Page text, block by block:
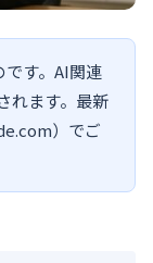
です。AI関連
れます。最新
）でご